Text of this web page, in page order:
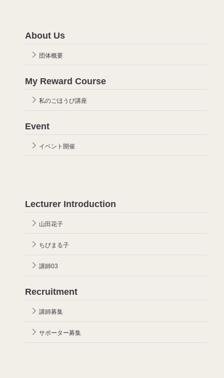
About Us
団体概要
My Reward Course
私のごほうび講座
Event
イベント開催
Lecturer Introduction
山田花子
ちびまる子
講師03
Recruitment
講師募集
サポーター募集